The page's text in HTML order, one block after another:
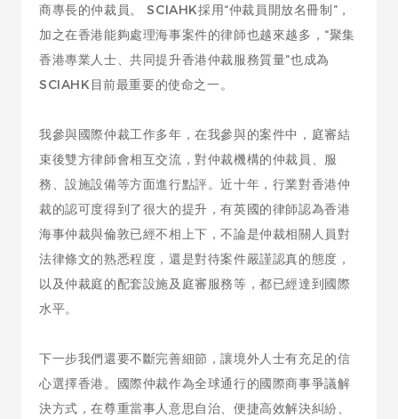
商專長的仲裁員。 SCIAHK採用“仲裁員開放名冊制”，
加之在香港能夠處理海事案件的律師也越來越多，“聚集
香港專業人士、共同提升香港仲裁服務質量”也成為
SCIAHK目前最重要的使命之一。
我參與國際仲裁工作多年，在我參與的案件中，庭審結
束後雙方律師會相互交流，對仲裁機構的仲裁員、服
務、設施設備等方面進行點評。近十年，行業對香港仲
裁的認可度得到了很大的提升，有英國的律師認為香港
海事仲裁與倫敦已經不相上下，不論是仲裁相關人員對
法律條文的熟悉程度，還是對待案件嚴謹認真的態度，
以及仲裁庭的配套設施及庭審服務等，都已經達到國際
水平。
下一步我們還要不斷完善細節，讓境外人士有充足的信
心選擇香港。國際仲裁作為全球通行的國際商事爭議解
決方式，在尊重當事人意思自治、便捷高效解決糾紛、